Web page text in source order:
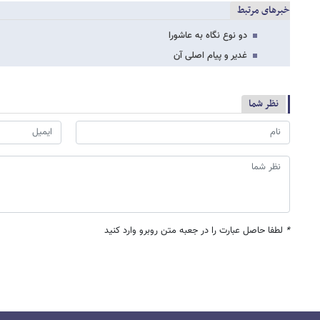
خبرهای مرتبط
دو نوع نگاه به عاشورا
غدیر و پیام اصلی آن
نظر شما
* لطفا حاصل عبارت را در جعبه متن روبرو وارد کنید